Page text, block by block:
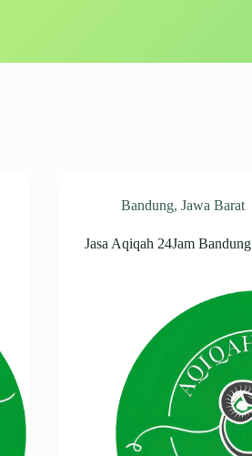
Bandung,Jawa Barat
Jasa Aqiqah 24Jam Bandung